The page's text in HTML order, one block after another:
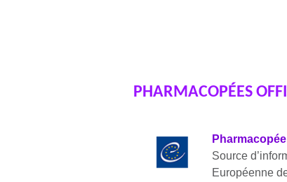
PHARMACOPÉES
Source
Européenne